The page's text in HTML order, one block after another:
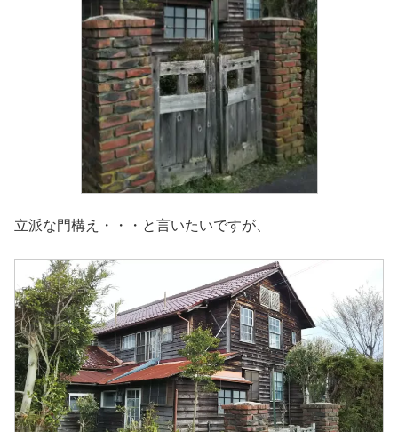
立派な門構え・・・と言いたいですが、